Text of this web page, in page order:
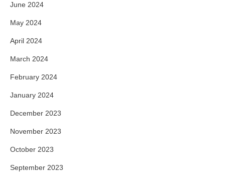
June 2024
May 2024
April 2024
March 2024
February 2024
January 2024
December 2023
November 2023
October 2023
September 2023